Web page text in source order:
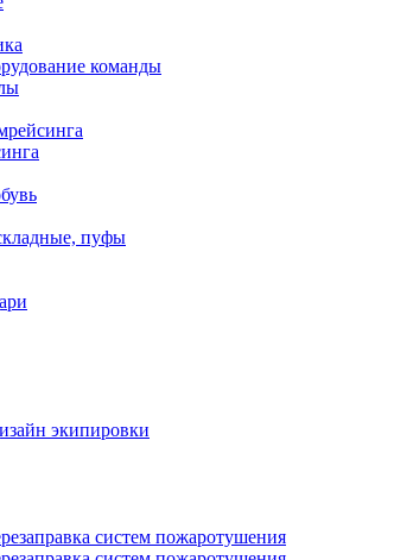
команды
пуфы
экипировки
систем пожаротушения